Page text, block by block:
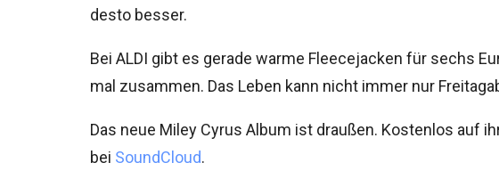
desto besser.
Bei ALDI gibt es gerade warme Fleecejacken für sechs
mal zusammen. Das Leben kann nicht immer nur
Das neue Miley Cyrus Album ist draußen. Kostenlos auf
bei SoundCloud.